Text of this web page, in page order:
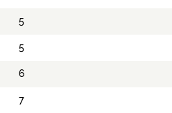
5
5
6
7